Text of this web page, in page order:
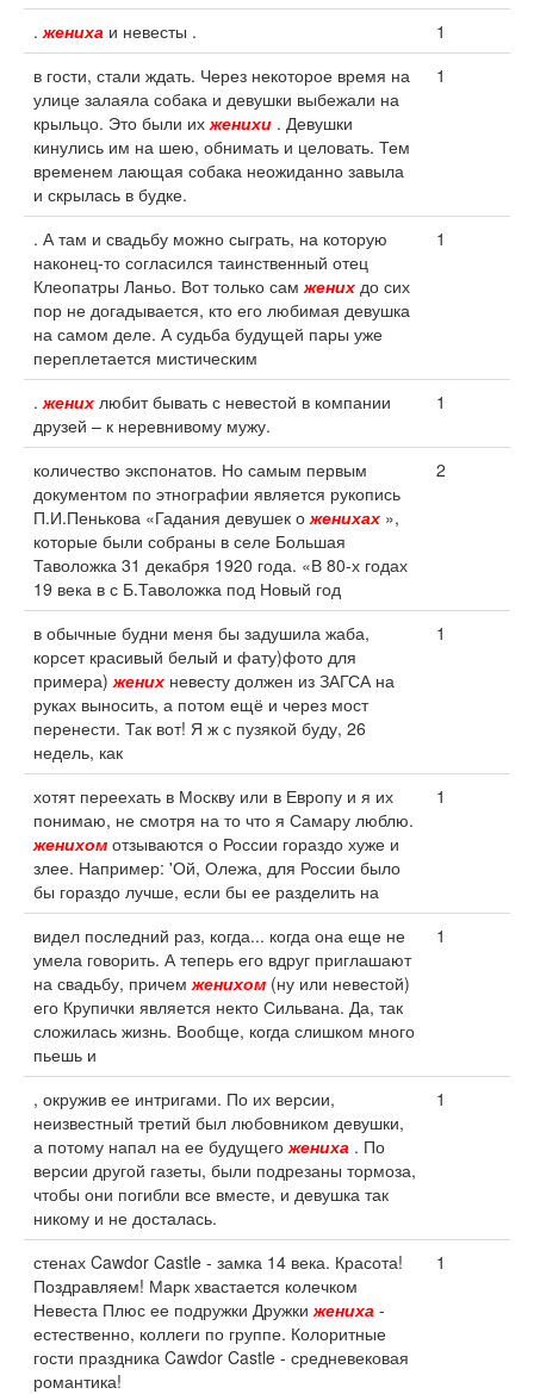
.жениха и невесты .
1
в гости, стали ждать. Через некоторое время на
улице залаяла собака и девушки выбежали на
крыльцо. Это были ихженихи . Девушки
кинулись им на шею, обнимать и целовать. Тем
временем лающая собака неожиданно завыла
и скрылась в будке.
1
. А там и свадьбу можно сыграть, на которую
наконец-то согласился таинственный отец
Клеопатры Ланьо. Вот только самжених до сих
пор не догадывается, кто его любимая девушка
на самом деле. А судьба будущей пары уже
переплетается мистическим
1
.жених любит бывать с невестой в компании
друзей – к неревнивому мужу.
1
количество экспонатов. Но самым первым
документом по этнографии является рукопись
П.И.Пенькова «Гадания девушек оженихах »,
которые были собраны в селе Большая
Таволожка 31 декабря 1920 года. «В 80-х годах
19 века в с Б.Таволожка под Новый год
2
в обычные будни меня бы задушила жаба,
корсет красивый белый и фату)фото для
примера)жених невесту должен из ЗАГСА на
руках выносить, а потом ещё и через мост
перенести. Так вот! Я ж с пузякой буду, 26
недель, как
1
хотят переехать в Москву или в Европу и я их
понимаю, не смотря на то что я Самару люблю.
женихом отзываются о России гораздо хуже и
злее. Например: 'Ой, Олежа, для России было
бы гораздо лучше, если бы ее разделить на
1
видел последний раз, когда... когда она еще не
умела говорить. А теперь его вдруг приглашают
на свадьбу, причемженихом (ну или невестой)
его Крупички является некто Сильвана. Да, так
сложилась жизнь. Вообще, когда слишком много
пьешь и
1
, окружив ее интригами. По их версии,
неизвестный третий был любовником девушки,
а потому напал на ее будущегожениха . По
версии другой газеты, были подрезаны тормоза,
чтобы они погибли все вместе, и девушка так
никому и не досталась.
1
стенах Cawdor Castle - замка 14 века. Красота!
Поздравляем! Марк хвастается колечком
Невеста Плюс ее подружки Дружкижениха -
естественно, коллеги по группе. Колоритные
гости праздника Cawdor Castle - средневековая
романтика!
1